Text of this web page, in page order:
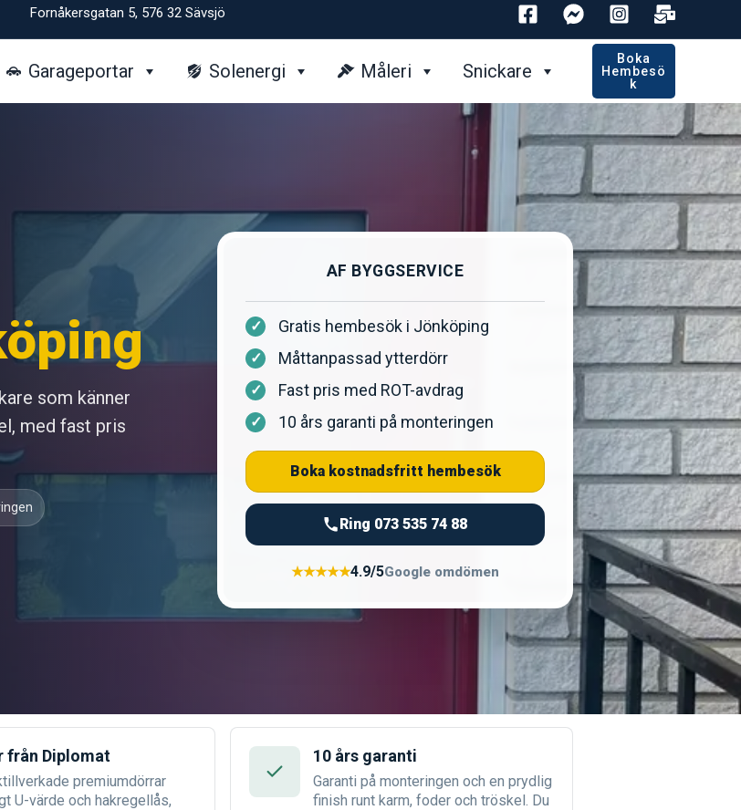
Fornåkersgatan 5, 576 32 Sävsjö
Garageportar Solenergi Måleri Snickare
Boka
Hembesö
K
som känner
med fast pris
AF BYGGSERVICE
Gratis hembesök i Jönköping
Måttanpassad ytterdörr
Fast pris med ROT-avdrag
10 års garanti på monteringen
Boka kostnadsfritt hembesök
Ring 073 535 74 88
★★★★★4.9/5Google omdömen
från Diplomat
premiumdörrar
U-värde och hakregellås,
10 års garanti
Garanti på monteringen och en prydlig
finish runt karm, foder och tröskel. Du